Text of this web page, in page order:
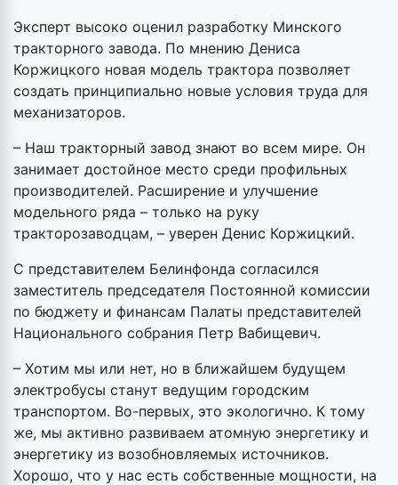
Эксперт высоко оценил разработку Минского
тракторного завода. По мнению Дениса
Коржицкого новая модель трактора позволяет
создать принципиально новые условия труда для
механизаторов.
– Наш тракторный завод знают во всем мире. Он
занимает достойное место среди профильных
производителей. Расширение и улучшение
модельного ряда – только на руку
тракторозаводцам, – уверен Денис Коржицкий.
С представителем Белинфонда согласился
заместитель председателя Постоянной комиссии
по бюджету и финансам Палаты представителей
Национального собрания Петр Вабищевич.
– Хотим мы или нет, но в ближайшем будущем
электробусы станут ведущим городским
транспортом. Во-первых, это экологично. К тому
же, мы активно развиваем атомную энергетику и
энергетику из возобновляемых источников.
Хорошо, что у нас есть собственные мощности, на